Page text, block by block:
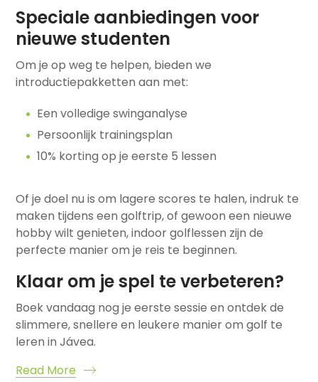
Speciale aanbiedingen voor
nieuwe studenten
Om je op weg te helpen, bieden we
introductiepakketten aan met:
Een volledige swinganalyse
Persoonlijk trainingsplan
10% korting op je eerste 5 lessen
Of je doel nu is om lagere scores te halen, indruk te
maken tijdens een golftrip, of gewoon een nieuwe
hobby wilt genieten, indoor golflessen zijn de
perfecte manier om je reis te beginnen.
Klaar om je spel te verbeteren?
Boek vandaag nog je eerste sessie en ontdek de
slimmere, snellere en leukere manier om golf te
leren in Jávea.
Read More